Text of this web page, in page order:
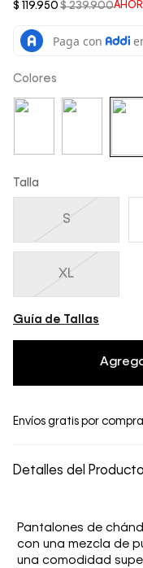
$ 239.900
$ 119.950
Colores
Talla
S
XL
Guía de Tallas
Envíos gratis por
Detalles del Producto
Pantalones de
con una mezcla de
una comodidad